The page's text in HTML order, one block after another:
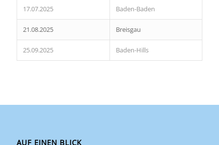
17.07.2025 Baden-Baden
21.08.2025 Breisgau
25.09.2025 Baden-Hills